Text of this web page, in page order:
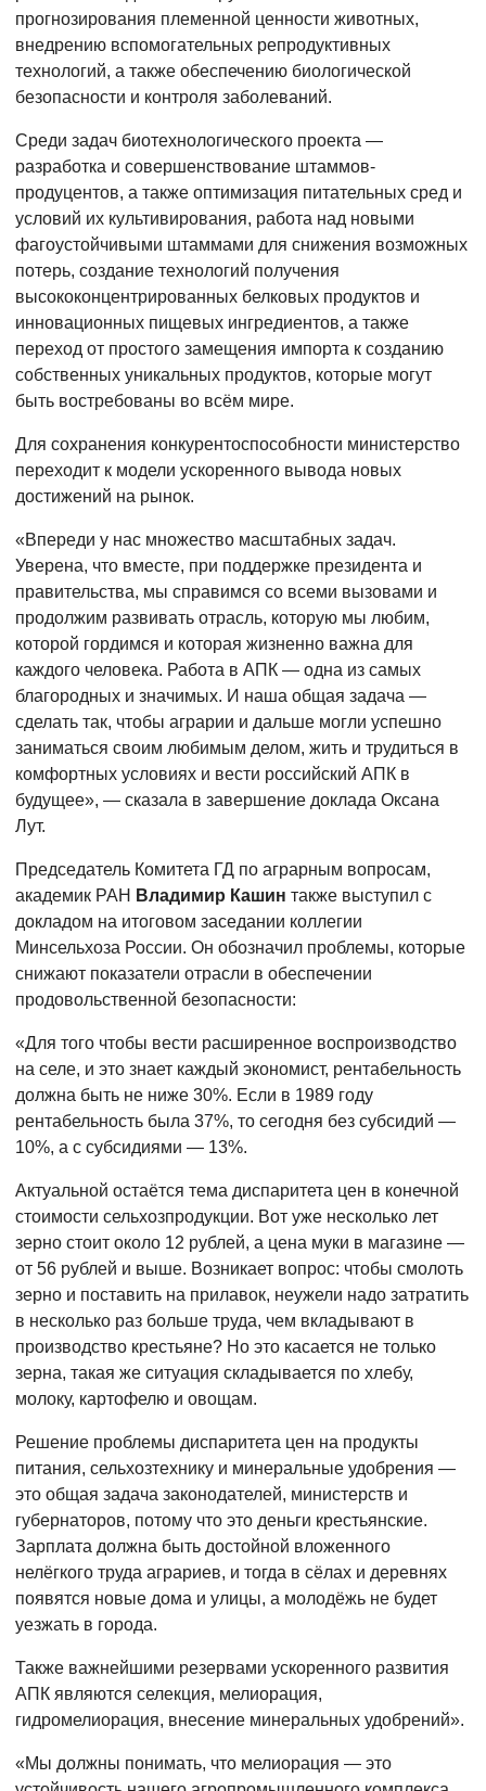
прогнозирования племенной ценности животных,
внедрению вспомогательных репродуктивных
технологий, а также обеспечению биологической
безопасности и контроля заболеваний.
Среди задач биотехнологического проекта —
разработка и совершенствование штаммов-
продуцентов, а также оптимизация питательных сред и
условий их культивирования, работа над новыми
фагоустойчивыми штаммами для снижения возможных
потерь, создание технологий получения
высококонцентрированных белковых продуктов и
инновационных пищевых ингредиентов, а также
переход от простого замещения импорта к созданию
собственных уникальных продуктов, которые могут
быть востребованы во всём мире.
Для сохранения конкурентоспособности министерство
переходит к модели ускоренного вывода новых
достижений на рынок.
«Впереди у нас множество масштабных задач.
Уверена, что вместе, при поддержке президента и
правительства, мы справимся со всеми вызовами и
продолжим развивать отрасль, которую мы любим,
которой гордимся и которая жизненно важна для
каждого человека. Работа в АПК — одна из самых
благородных и значимых. И наша общая задача —
сделать так, чтобы аграрии и дальше могли успешно
заниматься своим любимым делом, жить и трудиться в
комфортных условиях и вести российский АПК в
будущее», — сказала в завершение доклада Оксана
Лут.
Председатель Комитета ГД по аграрным вопросам,
академик РАН Владимир Кашин также выступил с
докладом на итоговом заседании коллегии
Минсельхоза России. Он обозначил проблемы, которые
снижают показатели отрасли в обеспечении
продовольственной безопасности:
«Для того чтобы вести расширенное воспроизводство
на селе, и это знает каждый экономист, рентабельность
должна быть не ниже 30%. Если в 1989 году
рентабельность была 37%, то сегодня без субсидий —
10%, а с субсидиями — 13%.
Актуальной остаётся тема диспаритета цен в конечной
стоимости сельхозпродукции. Вот уже несколько лет
зерно стоит около 12 рублей, а цена муки в магазине —
от 56 рублей и выше. Возникает вопрос: чтобы смолоть
зерно и поставить на прилавок, неужели надо затратить
в несколько раз больше труда, чем вкладывают в
производство крестьяне? Но это касается не только
зерна, такая же ситуация складывается по хлебу,
молоку, картофелю и овощам.
Решение проблемы диспаритета цен на продукты
питания, сельхозтехнику и минеральные удобрения —
это общая задача законодателей, министерств и
губернаторов, потому что это деньги крестьянские.
Зарплата должна быть достойной вложенного
нелёгкого труда аграриев, и тогда в сёлах и деревнях
появятся новые дома и улицы, а молодёжь не будет
уезжать в города.
Также важнейшими резервами ускоренного развития
АПК являются селекция, мелиорация,
гидромелиорация, внесение минеральных удобрений».
«Мы должны понимать, что мелиорация — это